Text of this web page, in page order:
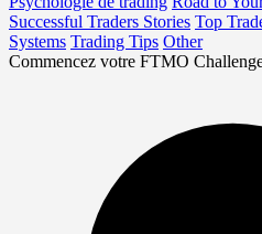
Successful Traders Stories Top
Systems Trading Tips Other
Commencez votre FTMO